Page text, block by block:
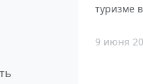
туризме
9 июня